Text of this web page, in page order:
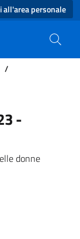
all'area personale
/
di
-
donne